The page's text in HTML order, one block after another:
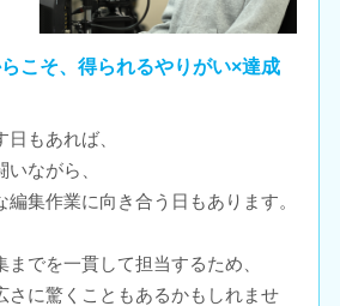
こそ、得られるやりがい×達成
もあれば、
ながら、
集作業に向き合う日もあります。
でを一貫して担当するため、
さに驚くこともあるかもしれませ